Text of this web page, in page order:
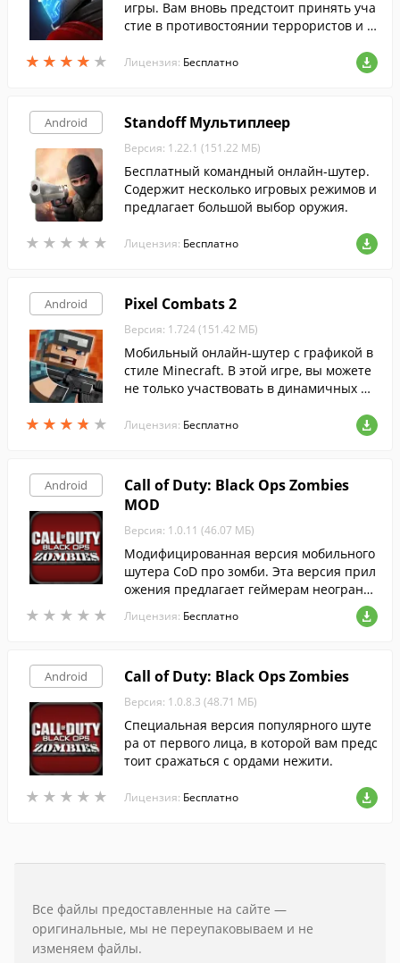
★ ★ ★ ★ ★
★ ★ ★ ★ ★
игры. Вам вновь предстоит принять уча
стие в противостоянии террористов и с
мах.
Лицензия: Бесплатно
Android
★ ★ ★ ★ ★
★ ★ ★ ★ ★
Standoff Мультиплеер
Версия: 1.22.1 (151.22 МБ)
Бесплатный командный онлайн-шутер.
Содержит несколько игровых режимов и
предлагает большой выбор оружия.
Лицензия: Бесплатно
Android
★ ★ ★ ★ ★
★ ★ ★ ★ ★
Pixel Combats 2
Версия: 1.724 (151.42 МБ)
Мобильный онлайн-шутер с графикой в
стиле Minecraft. В этой игре, вы можете
не только участвовать в динамичных пе
игровые карты и строить их заново.
Лицензия: Бесплатно
Android
★ ★ ★ ★ ★
★ ★ ★ ★ ★
Call of Duty: Black Ops Zombies
MOD
Версия: 1.0.11 (46.07 МБ)
Модифицированная версия мобильного
шутера CoD про зомби. Эта версия прил
ожения предлагает геймерам неограни
Лицензия: Бесплатно
Android
★ ★ ★ ★ ★
★ ★ ★ ★ ★
Call of Duty: Black Ops Zombies
Версия: 1.0.8.3 (48.71 МБ)
Специальная версия популярного шуте
ра от первого лица, в которой вам предс
тоит сражаться с ордами нежити.
Лицензия: Бесплатно
Все файлы предоставленные на сайте —
оригинальные, мы не переупаковываем и не
изменяем файлы.